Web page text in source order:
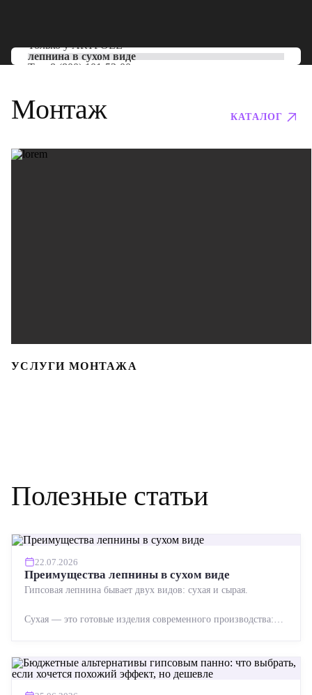
Только уARTPOLE
лепнина в сухом виде
Тел: 8 (800) 101-53-00
Монтаж КАТАЛОГ
УСЛУГИ МОНТАЖА
Полезные статьи
22.07.2026
Преимущества лепнины в сухом виде
Гипсовая лепнина бывает двух видов: сухая и сырая.
Сухая — это готовые изделия современного производства: